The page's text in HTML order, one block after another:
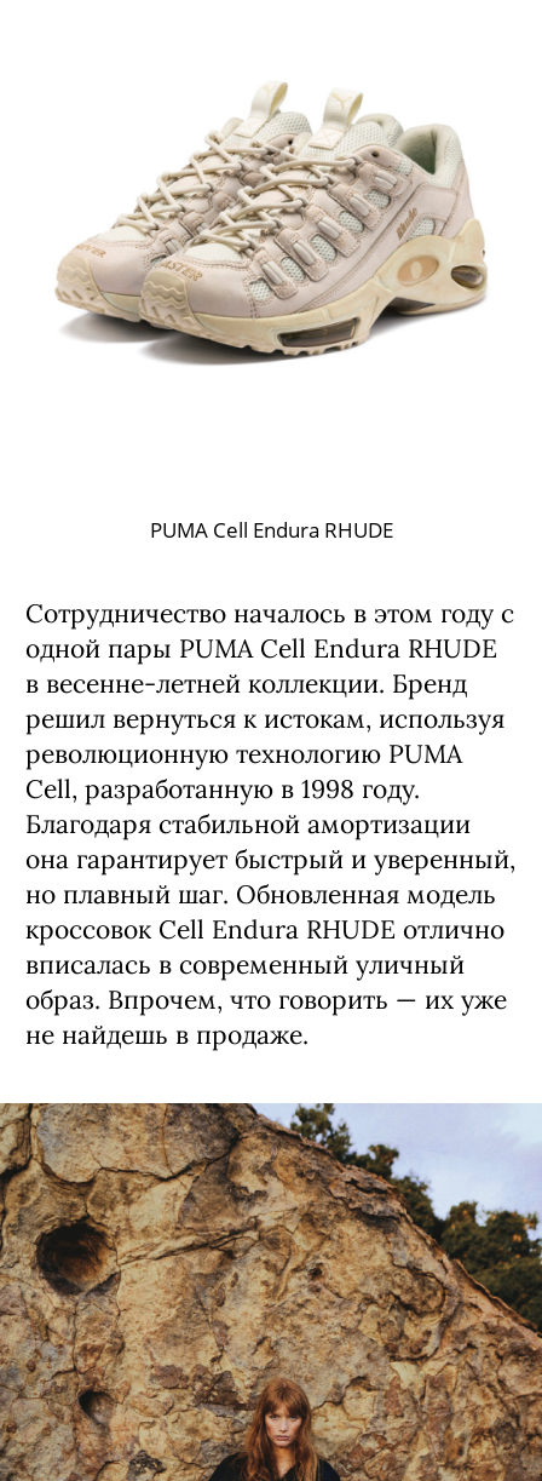
PUMA Cell Endura RHUDE
Сотрудничество началось в этом году с
одной пары PUMA Cell Endura RHUDE
в весенне-летней коллекции. Бренд
решил вернуться к истокам, используя
революционную технологию PUMA
Cell, разработанную в 1998 году.
Благодаря стабильной амортизации
она гарантирует быстрый и уверенный,
но плавный шаг. Обновленная модель
кроссовок Cell Endura RHUDE отлично
вписалась в современный уличный
образ. Впрочем, что говорить — их уже
не найдешь в продаже.